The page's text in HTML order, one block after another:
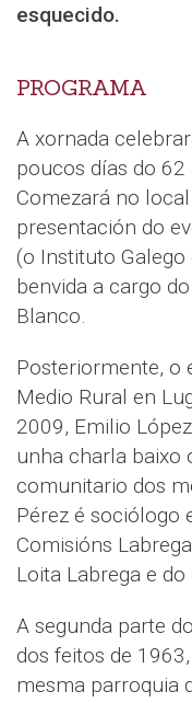
esquecido.
PROGRAMA
A xornada
poucos días do 62
Comezará no
presentación do
(o Instituto Galego
benvida a cargo
Blanco.
Posteriormente, o
Medio Rural en
2009, Emilio
unha charla baixo
comunitario dos
Pérez é sociólogo
Comisións
Loita Labrega e
A segunda parte
dos feitos de
mesma parroquia